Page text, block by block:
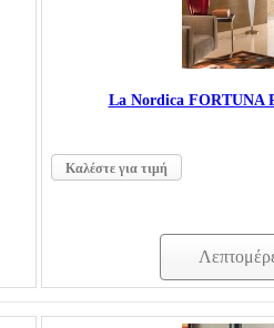
La Nordica FORTUNA
Καλέστε για τιμή